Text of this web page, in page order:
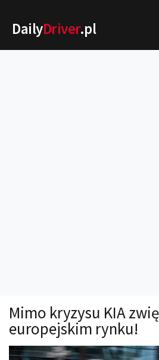
DailyDriver.pl
Technika jazdy
Oświetlenie
Kalkulatory
Mimo kryzysu KIA
europejskim rynku!